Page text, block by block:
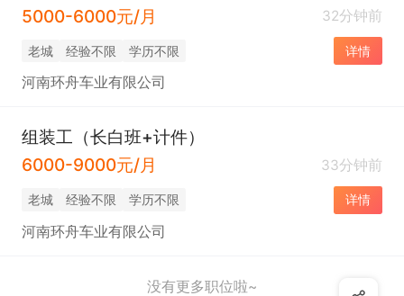
5000-6000元/月
32分钟前
老城 经验不限 学历不限 详情
河南环舟车业有限公司
组装工（长白班+计件）
6000-9000元/月
33分钟前
老城 经验不限 学历不限 详情
河南环舟车业有限公司
没有更多职位啦~